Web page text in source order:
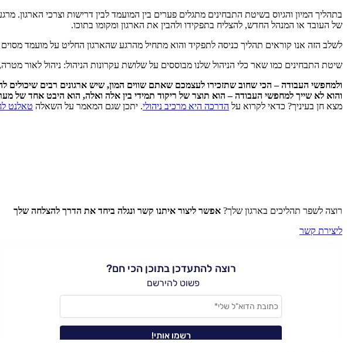
בתהליך המיון והגיוס בשיטת התבחינים מתגלים פערים בין המועמד לבין דרישות וצרכי
של העובד או המנהל החדש, להצליח בתפקידו ולהבין את הארגון ומקומו בתוכו.
לשלב הזה אנו קוראים תהליך כניסה לתפקיד והוא מתחיל מהרגע שהארגון החליט על מועמד
שיטת התבחינים כמו שאר כלי הניהול שלנו מבוססים על שלושת עקרונות הניהול: ניהול לאור
ולמחפשי העבודה – הכי שחוב שתזכירו לעצמכם שאתם שווים המון, שיש ארגונים רבים שיכולים
והוא לא שייך למחפשי העבודה – הוא תוצר של ריקוד תמידי בין אלה ואלה, הוא היבט אחד של
מצא חן בעיניך? כדאי לקרוא על הדרכה היא מרכיב ניהולי. יתכן שגם המאמר על השאלה טאלנט
רוצה לשפר תהליכים בארגון שלך? אפשר ליצור איתנו קשר ונגלה ביחד את הדרך להצלחה שלך
ליצירת קשר